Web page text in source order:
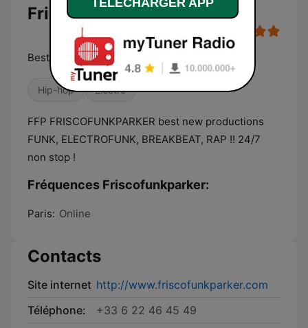
Friscofunkparker
Best productions Electro Funk 24/7
Hip-hop Électro
FFP FRISCOFUNKPARKER best new productions
FUNK, ELECTROFUNK, BREAKBEAT, RAP !! 24/7
non stop !
Fréquences Friscofunkparker:
Paris: Online
Contacts
Site internet http://www.friscofunkparker.com
Téléphone:
+33 6 22 46 45 49